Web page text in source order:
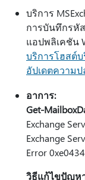
บริการ
การบันทึกรหั
แอปพลิเคชัน
บริการโฮสต์บ
อัปเดตความ
อาการ:
Get-
Exchange
Exchange
Error
วิธีแก้ไขปัญห